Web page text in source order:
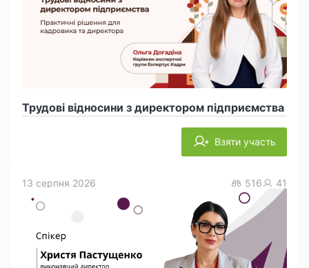
Трудові відносини з директором підприємства
Взяти участь
13 серпня 2026 516 41